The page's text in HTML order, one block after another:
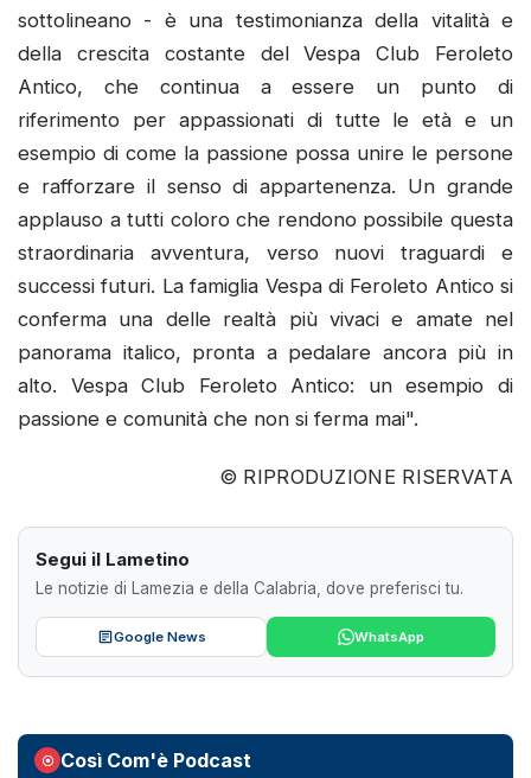
sottolineano - è una testimonianza della vitalità e
della crescita costante del Vespa Club Feroleto
Antico, che continua a essere un punto di
riferimento per appassionati di tutte le età e un
esempio di come la passione possa unire le persone
e rafforzare il senso di appartenenza. Un grande
applauso a tutti coloro che rendono possibile questa
straordinaria avventura, verso nuovi traguardi e
successi futuri. La famiglia Vespa di Feroleto Antico si
conferma una delle realtà più vivaci e amate nel
panorama italico, pronta a pedalare ancora più in
alto. Vespa Club Feroleto Antico: un esempio di
passione e comunità che non si ferma mai".
© RIPRODUZIONE RISERVATA
Segui il Lametino
Le notizie di Lamezia e della Calabria, dove preferisci tu.
Google News WhatsApp
Così Com'è Podcast